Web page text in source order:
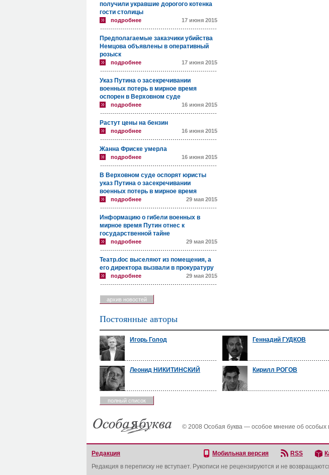
получили укравшие дорогого котенка
гости столицы
подробнее 17 июня 2015
Предполагаемые заказчики убийства
Немцова объявлены в оперативный
розыск
подробнее 17 июня 2015
Указ Путина о засекречивании
военных потерь в мирное время
оспорен в Верховном суде
подробнее 16 июня 2015
Растут цены на бензин
подробнее 16 июня 2015
Жанна Фриске умерла
подробнее 16 июня 2015
В Верховном суде оспорят юристы
указ Путина о засекречивании
военных потерь в мирное время
подробнее 29 мая 2015
Информацию о гибели военных в
мирное время Путин отнес к
государственной тайне
подробнее 29 мая 2015
Театр.doc выселяют из помещения, а
его директора вызвали в прокуратуру
подробнее 29 мая 2015
архив новостей
Постоянные авторы
Игорь Голод Геннадий ГУДКОВ
Леонид НИКИТИНСКИЙ Кирилл РОГОВ
полный список
© 2008 Особая буква — особое мнение об
Редакция Мобильная версия RSS
Редакция в переписку не вступает. Рукописи не рецензируются и не